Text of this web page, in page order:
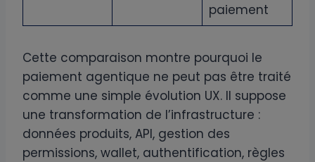
paiement
Cette comparaison montre pourquoi le
paiement agentique ne peut pas être traité
comme une simple évolution UX. Il suppose
une transformation de l’infrastructure :
données produits, API, gestion des
permissions, wallet, authentification, règles